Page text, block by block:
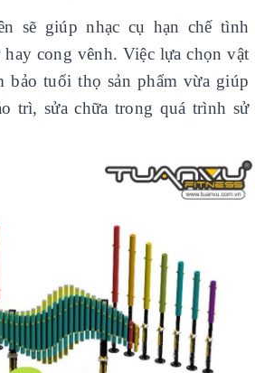
sẽ giúp nhạc cụ hạn chế tình
cong vênh. Việc lựa chọn vật
bảo tuổi thọ sản phẩm vừa giúp
trì, sửa chữa trong quá trình sử